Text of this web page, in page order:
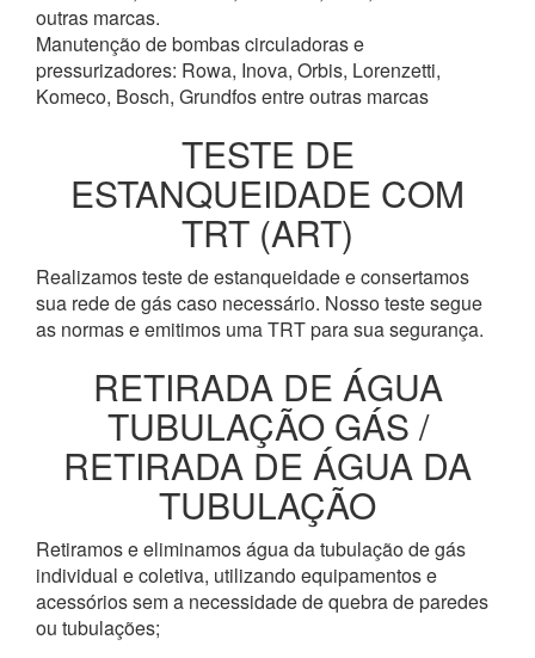
outras marcas.
Manutenção de bombas circuladoras e
pressurizadores: Rowa, Inova, Orbis, Lorenzetti,
Komeco, Bosch, Grundfos entre outras marcas
TESTE DE
ESTANQUEIDADE COM
TRT (ART)
Realizamos teste de estanqueidade e consertamos
sua rede de gás caso necessário. Nosso teste segue
as normas e emitimos uma TRT para sua segurança.
RETIRADA DE ÁGUA
TUBULAÇÃO GÁS /
RETIRADA DE ÁGUA DA
TUBULAÇÃO
Retiramos e eliminamos água da tubulação de gás
individual e coletiva, utilizando equipamentos e
acessórios sem a necessidade de quebra de paredes
ou tubulações;